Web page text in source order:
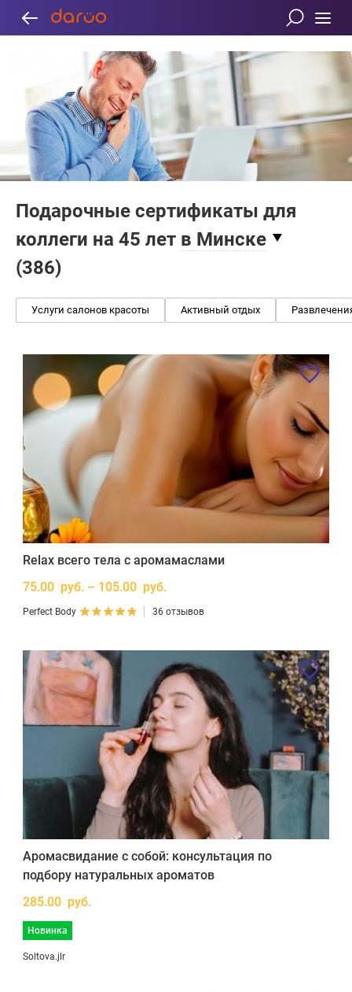
Подарочные сертификаты для
коллеги на 45 лет в Минске
(386)
Услуги салонов красоты Активный отдых
Relax всего тела с аромамаслами
75.00 руб. – 105.00 руб.
Perfect Body 36 отзывов
Аромасвидание с собой: консультация по
подбору натуральных ароматов
285.00 руб.
Новинка
Soltova.jlr